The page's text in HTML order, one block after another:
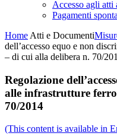
Accesso agli atti
Pagamenti
Home Atti e Documenti
dell’accesso equo e non
– di cui alla delibera n. 70/
Regolazione
alle infrastrutture
70/2014
(This content is available in